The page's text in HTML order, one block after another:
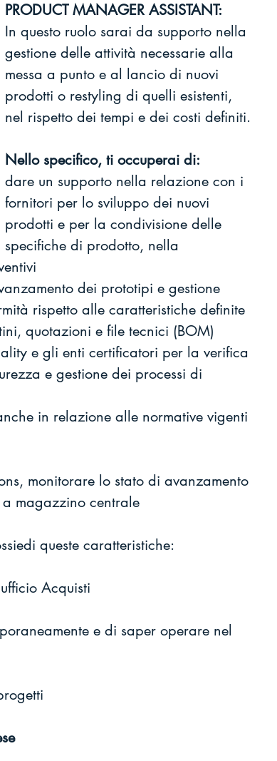
PRODUCT MANAGER ASSISTANT:
In questo ruolo sarai da supporto nella
gestione delle attività necessarie alla
messa a punto e al lancio di nuovi
prodotti o restyling di quelli esistenti,
nel rispetto dei tempi e dei costi definiti.
Nello specifico, ti occuperai di:
dare un supporto nella relazione con i
fornitori per lo sviluppo dei nuovi
prodotti e per la condivisione delle
specifiche di prodotto, nella
dei prototipi e gestione
rispetto alle caratteristiche definite
quotazioni e file tecnici (BOM)
e gli enti certificatori per la verifica
e gestione dei processi di
in relazione alle normative vigenti
monitorare lo stato di avanzamento
magazzino centrale
queste caratteristiche:
Acquisti
e di saper operare nel